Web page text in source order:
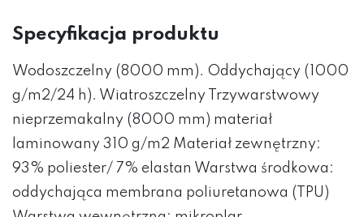
Specyfikacja produktu
Wodoszczelny (8000 mm). Oddychający (1000
g/m2/24 h). Wiatroszczelny Trzywarstwowy
nieprzemakalny (8000 mm) materiał
laminowany 310 g/m2 Materiał zewnętrzny:
93% poliester/ 7% elastan Warstwa środkowa:
oddychająca membrana poliuretanowa (TPU)